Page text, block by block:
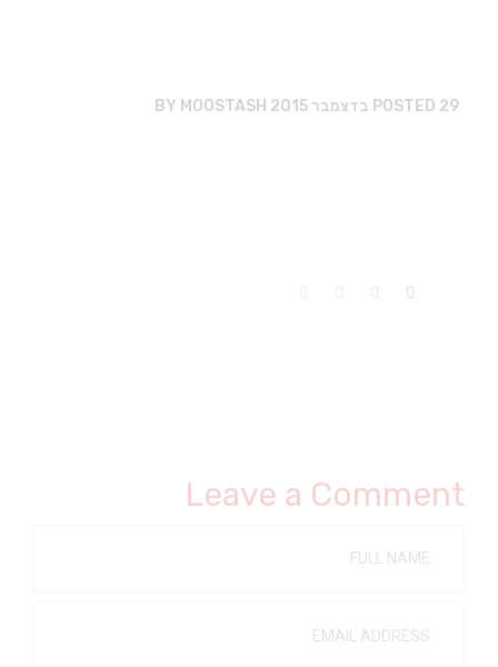
POSTED 29 בדצמבר 2015 BY MOOSTASH
Leave a Comment